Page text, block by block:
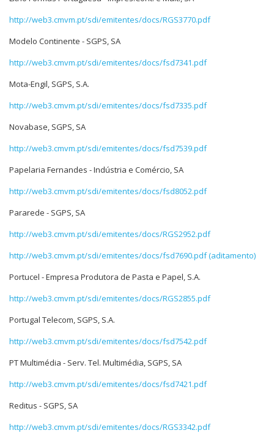
http://web3.cmvm.pt/sdi/emitentes/docs/RGS3770.pdf
Modelo Continente - SGPS, SA
http://web3.cmvm.pt/sdi/emitentes/docs/fsd7341.pdf
Mota-Engil, SGPS, S.A.
http://web3.cmvm.pt/sdi/emitentes/docs/fsd7335.pdf
Novabase, SGPS, SA
http://web3.cmvm.pt/sdi/emitentes/docs/fsd7539.pdf
Papelaria Fernandes - Indústria e Comércio, SA
http://web3.cmvm.pt/sdi/emitentes/docs/fsd8052.pdf
Pararede - SGPS, SA
http://web3.cmvm.pt/sdi/emitentes/docs/RGS2952.pdf
http://web3.cmvm.pt/sdi/emitentes/docs/fsd7690.pdf (aditamento)
Portucel - Empresa Produtora de Pasta e Papel, S.A.
http://web3.cmvm.pt/sdi/emitentes/docs/RGS2855.pdf
Portugal Telecom, SGPS, S.A.
http://web3.cmvm.pt/sdi/emitentes/docs/fsd7542.pdf
PT Multimédia - Serv. Tel. Multimédia, SGPS, SA
http://web3.cmvm.pt/sdi/emitentes/docs/fsd7421.pdf
Reditus - SGPS, SA
http://web3.cmvm.pt/sdi/emitentes/docs/RGS3342.pdf